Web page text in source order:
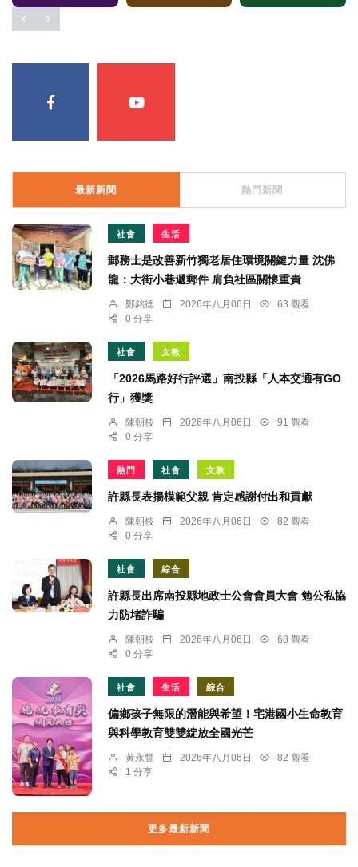
最新新聞 熱門新聞
社會 生活
郵務士是改善新竹獨老居住環境關鍵力量 沈佛
龍：大街小巷遞郵件 肩負社區關懷重責
鄭銘德 2026年八月06日
63 觀看
0 分享
社會 文教
「2026馬路好行評選」南投縣「人本交通有GO
行」獲獎
陳朝枝 2026年八月06日
91 觀看
0 分享
熱門 社會 文教
許縣長表揚模範父親 肯定感謝付出和貢獻
陳朝枝 2026年八月06日
82 觀看
0 分享
社會 綜合
許縣長出席南投縣地政士公會會員大會 勉公私協
力防堵詐騙
陳朝枝 2026年八月06日
68 觀看
0 分享
社會 生活 綜合
偏鄉孩子無限的潛能與希望！宅港國小生命教育
與科學教育雙雙綻放全國光芒
黃永豐 2026年八月06日
82 觀看
1 分享
更多最新新聞